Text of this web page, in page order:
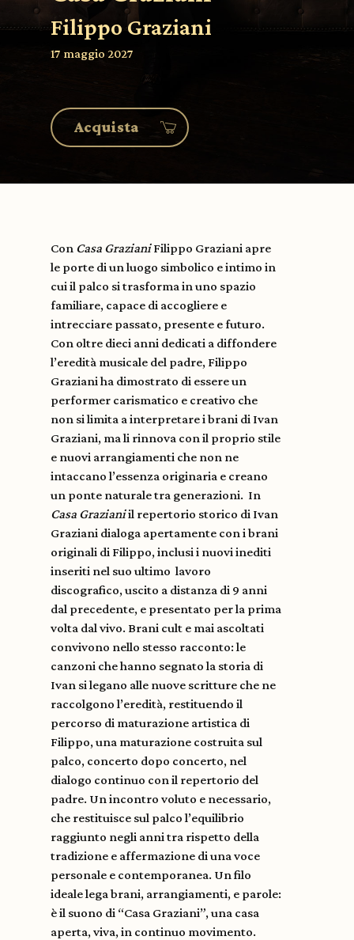
Filippo Graziani
17 maggio 2027
Acquista
Con Casa GrazianiFilippo Graziani apre
le porte di un luogo simbolico e intimo in
cui il palco si trasforma in uno spazio
familiare, capace di accogliere e
intrecciare passato, presente e futuro.
Con oltre dieci anni dedicati a diffondere
l’eredità musicale del padre, Filippo
Graziani ha dimostrato di essere un
performer carismatico e creativo che
non si limita a interpretare i brani di Ivan
Graziani, ma li rinnova con il proprio stile
e nuovi arrangiamenti che non ne
intaccano l’essenza originaria e creano
un ponte naturale tra generazioni. In
Casa Grazianiil repertorio storico di Ivan
Graziani dialoga apertamente con i brani
originali di Filippo, inclusi i nuovi inediti
inseriti nel suo ultimo lavoro
discografico, uscito a distanza di 9 anni
dal precedente, e presentato per la prima
volta dal vivo. Brani cult e mai ascoltati
convivono nello stesso racconto: le
canzoni che hanno segnato la storia di
Ivan si legano alle nuove scritture che ne
raccolgono l’eredità, restituendo il
percorso di maturazione artistica di
Filippo, una maturazione costruita sul
palco, concerto dopo concerto, nel
dialogo continuo con il repertorio del
padre. Un incontro voluto e necessario,
che restituisce sul palco l’equilibrio
raggiunto negli anni tra rispetto della
tradizione e affermazione di una voce
personale e contemporanea. Un filo
ideale lega brani, arrangiamenti, e parole:
è il suono di “Casa Graziani”, una casa
aperta, viva, in continuo movimento.